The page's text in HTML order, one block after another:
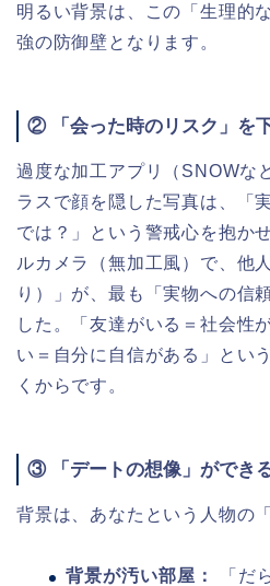
明るい背景は、この「生理的
強の防御壁となります。
② 「会った時のリスク」を
過度な加工アプリ（SNOWな
ラスで顔を隠した写真は、「
では？」という警戒心を抱か
ルカメラ（無加工風）で、他
り）」が、最も「実物への信
した。「友達がいる＝社会性
い＝自分に自信がある」とい
くからです。
③ 「デートの想像」ができ
背景は、あなたという人物の
背景が汚い部屋：
「だ